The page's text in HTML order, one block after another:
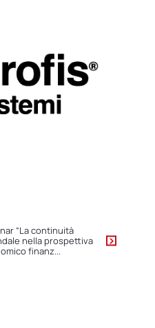
“La continuità
nella prospettiva
finanz...